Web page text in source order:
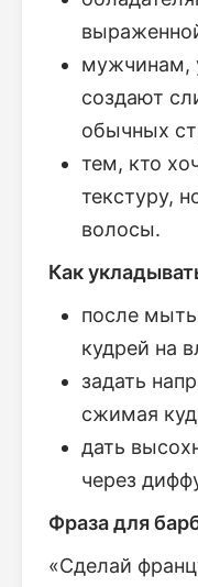
мужчинам,
создают
обычных
тем, кто
текстуру,
волосы.
Как
после
кудрей на
задать
сжимая
дать
через
Фраза для
«Сделай